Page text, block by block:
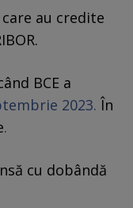
au credite
BCE a
2023. În
.
cu dobândă